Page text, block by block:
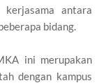
kerjasama antara
bidang.
ini merupakan
dengan kampus